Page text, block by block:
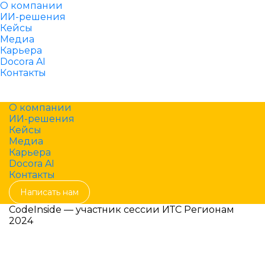
О компании
ИИ-решения
Кейсы
Медиа
Карьера
Docora AI
Контакты
О компании
ИИ-решения
Кейсы
Медиа
Карьера
Docora AI
Контакты
Написать нам
CodeInside — участник сессии ИТС Регионам
2024